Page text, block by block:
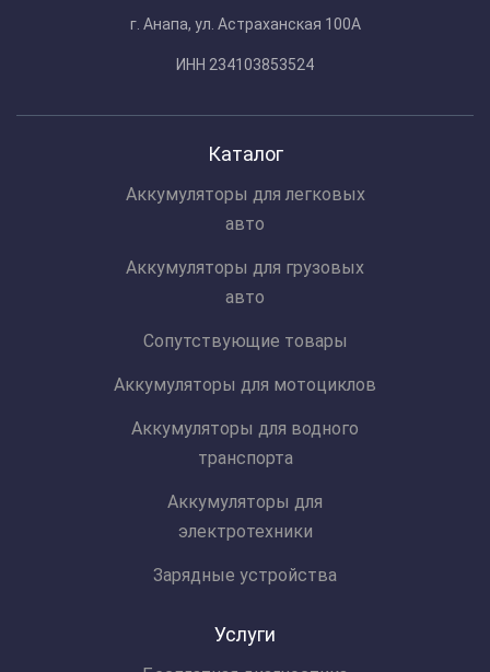
г. Анапа, ул. Астраханская 100А
ИНН 234103853524
Каталог
Аккумуляторы для легковых
авто
Аккумуляторы для грузовых
авто
Сопутствующие товары
Аккумуляторы для мотоциклов
Аккумуляторы для водного
транспорта
Аккумуляторы для
электротехники
Зарядные устройства
Услуги